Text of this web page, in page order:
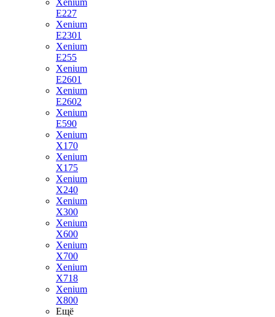
Xenium
E227
Xenium
E2301
Xenium
E255
Xenium
E2601
Xenium
E2602
Xenium
E590
Xenium
X170
Xenium
X175
Xenium
X240
Xenium
X300
Xenium
X600
Xenium
X700
Xenium
X718
Xenium
X800
Ещё